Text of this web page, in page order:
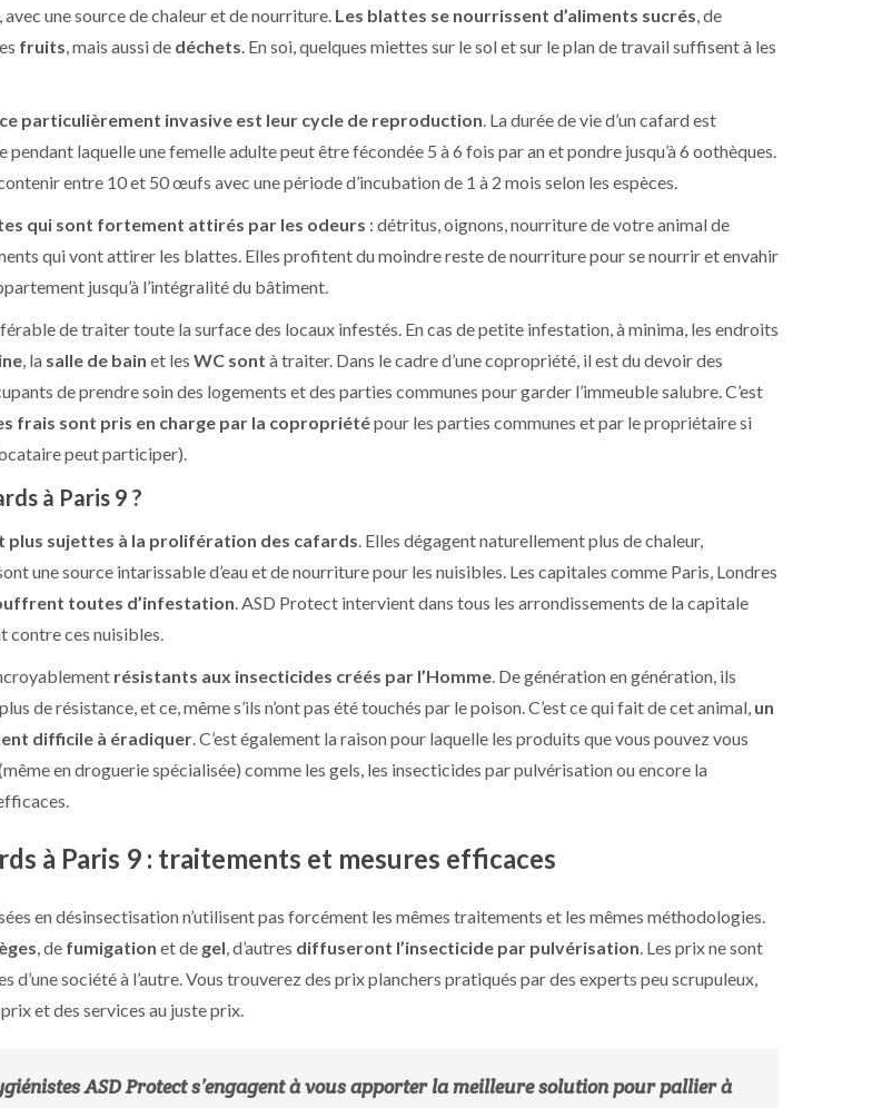
une source de chaleur et de nourriture. Les blattes se nourrissent d’aliments sucrés, de
fruits, mais aussi de déchets. En soi, quelques miettes sur le sol et sur le plan de travail suffisent à les
particulièrement invasive est leur cycle de reproduction. La durée de vie d’un cafard est
pendant laquelle une femelle adulte peut être fécondée 5 à 6 fois par an et pondre jusqu’à 6 oothèques.
entre 10 et 50 œufs avec une période d’incubation de 1 à 2 mois selon les espèces.
qui sont fortement attirés par les odeurs : détritus, oignons, nourriture de votre animal de
qui vont attirer les blattes. Elles profitent du moindre reste de nourriture pour se nourrir et envahir
jusqu’à l’intégralité du bâtiment.
de traiter toute la surface des locaux infestés. En cas de petite infestation, à minima, les endroits
, la salle de bain et les WC sont à traiter. Dans le cadre d’une copropriété, il est du devoir des
de prendre soin des logements et des parties communes pour garder l’immeuble salubre. C’est
frais sont pris en charge par la copropriétépour les parties communes et par le propriétaire si
peut participer).
à Paris 9 ?
plus sujettes à la prolifération des cafards. Elles dégagent naturellement plus de chaleur,
une source intarissable d’eau et de nourriture pour les nuisibles. Les capitales comme Paris, Londres
toutes d’infestation. ASD Protect intervient dans tous les arrondissements de la capitale
contre ces nuisibles.
résistants aux insecticides créés par l’Homme. De génération en génération, ils
de résistance, et ce, même s’ils n’ont pas été touchés par le poison. C’est ce qui fait de cet animal, un
difficile à éradiquer. C’est également la raison pour laquelle les produits que vous pouvez vous
en droguerie spécialisée) comme les gels, les insecticides par pulvérisation ou encore la
à Paris 9 : traitements et mesures efficaces
en désinsectisation n’utilisent pas forcément les mêmes traitements et les mêmes méthodologies.
, de fumigation et de gel, d’autres diffuseront l’insecticide par pulvérisation. Les prix ne sont
d’une société à l’autre. Vous trouverez des prix planchers pratiqués par des experts peu scrupuleux,
et des services au juste prix.
ASD Protect s’engagent à vous apporter la meilleure solution pour pallier à